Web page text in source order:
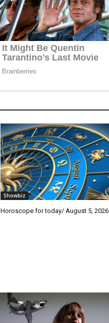
Showbiz
Horoscope for today/ August 5, 2026